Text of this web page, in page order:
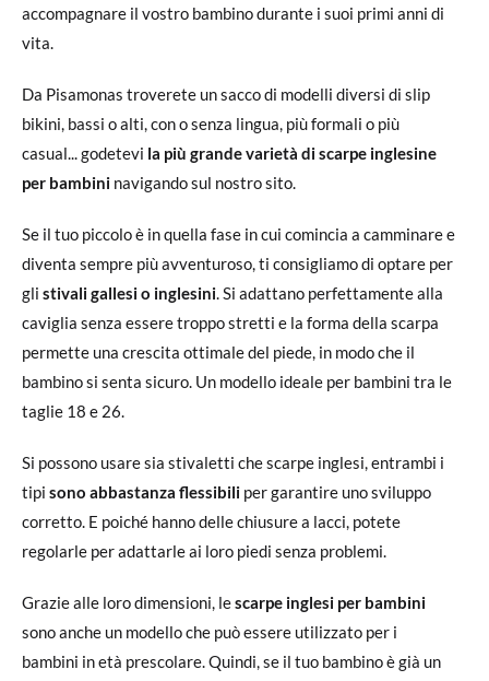
accompagnare il vostro bambino durante i suoi primi anni di
vita.
Da Pisamonas troverete un sacco di modelli diversi di slip
bikini, bassi o alti, con o senza lingua, più formali o più
casual... godetevi la più grande varietà di scarpe inglesine
per bambini navigando sul nostro sito.
Se il tuo piccolo è in quella fase in cui comincia a camminare e
diventa sempre più avventuroso, ti consigliamo di optare per
gli stivali gallesi o inglesini. Si adattano perfettamente alla
caviglia senza essere troppo stretti e la forma della scarpa
permette una crescita ottimale del piede, in modo che il
bambino si senta sicuro. Un modello ideale per bambini tra le
taglie 18 e 26.
Si possono usare sia stivaletti che scarpe inglesi, entrambi i
tipi sono abbastanza flessibili per garantire uno sviluppo
corretto. E poiché hanno delle chiusure a lacci, potete
regolarle per adattarle ai loro piedi senza problemi.
Grazie alle loro dimensioni, lescarpe inglesi per bambini
sono anche un modello che può essere utilizzato per i
bambini in età prescolare. Quindi, se il tuo bambino è già un